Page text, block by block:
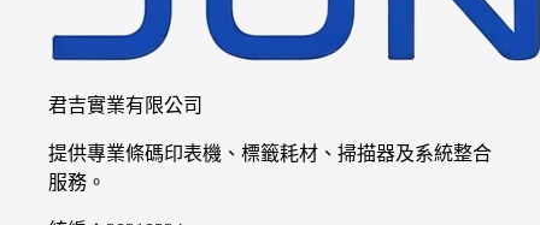
君吉實業有限公司
提供專業條碼印表機、標籤耗材、掃描器及系統整合
服務。